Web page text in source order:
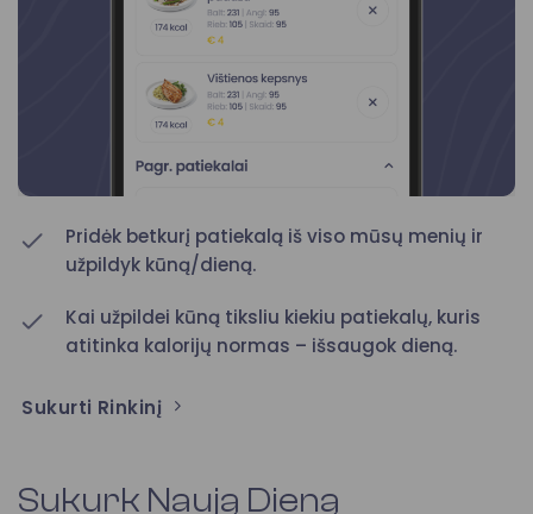
Pridėk betkurį patiekalą iš viso mūsų menių ir
užpildyk kūną/dieną.
Kai užpildei kūną tiksliu kiekiu patiekalų, kuris
atitinka kalorijų normas – išsaugok dieną.
Sukurti Rinkinį
Sukurk Naują Dieną